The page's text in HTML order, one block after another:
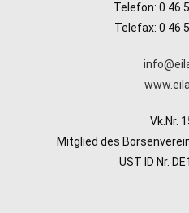
Telefon: 0 46
Telefax: 0 46
Vk.Nr.
Mitglied des
UST ID Nr.